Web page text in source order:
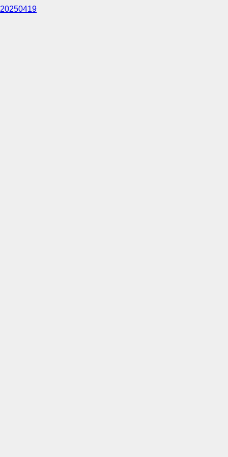
20250419